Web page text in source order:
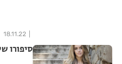
18.11.22
סיפורו